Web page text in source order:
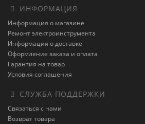
ИНФОРМАЦИЯ
Информация о магазине
Ремонт электроинструмента
Информация о доставке
Оформление заказа и оплата
Гарантия на товар
Условия соглашения
СЛУЖБА ПОДДЕРЖКИ
Связаться с нами
Возврат товара